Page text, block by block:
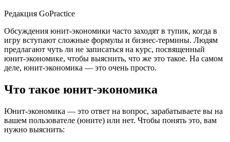
Редакция GoPractice
Обсуждения юнит-экономики часто заходят в тупик, когда в
игру вступают сложные формулы и бизнес-термины. Людям
предлагают чуть ли не записаться на курс, посвященный
юнит-экономике, чтобы выяснить, что же это такое. На самом
деле, юнит-экономика — это очень просто.
Что такое юнит-экономика
Юнит-экономика — это ответ на вопрос, зарабатываете вы на
вашем пользователе (юните) или нет. Чтобы понять это, вам
нужно выяснить: